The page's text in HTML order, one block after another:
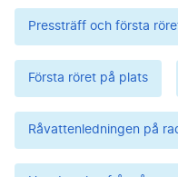
Pressträff och första
Första röret på plats
Råvattenledningen på